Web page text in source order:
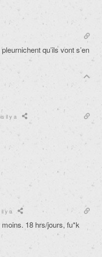
qu’ils vont s’en
il y a
il y a
moins. 18 hrs/jours, fu*k